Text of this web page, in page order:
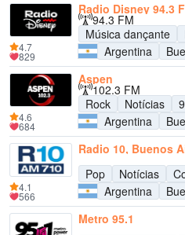
Radio Disney 94.3
94.3 FM
Música dançante
Argentina
4.7
829
Aspen
102.3 FM
Rock
Notícias
Argentina
4.6
684
Radio 10, Buenos
Pop
Notícias
Argentina
4.1
566
Metro 95.1